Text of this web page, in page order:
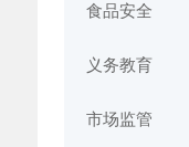
食品安全
义务教育
市场监管